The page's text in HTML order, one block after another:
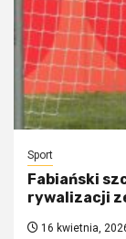
Sport
Fabiański
rywalizacji
16 kwietnia,